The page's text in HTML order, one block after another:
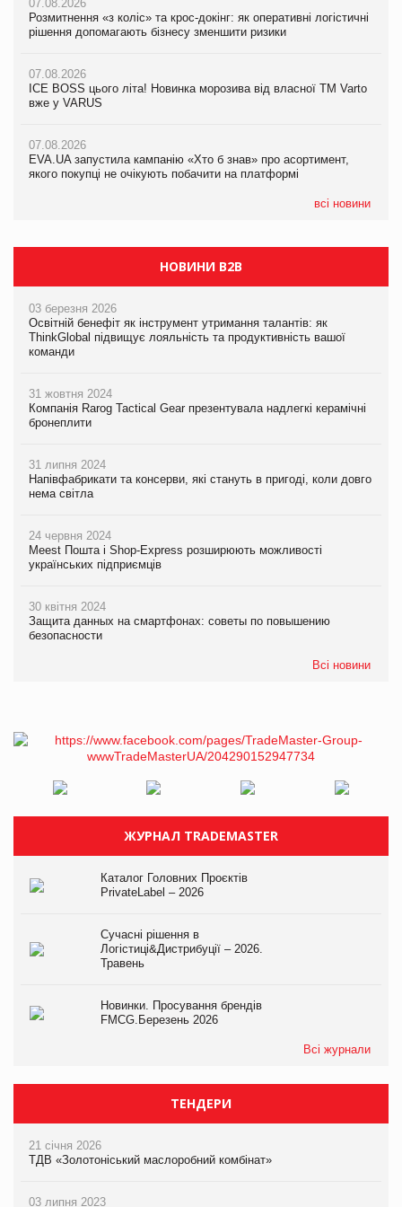
07.08.2026
Розмитнення «з коліс» та крос-докінг: як оперативні логістичні
рішення допомагають бізнесу зменшити ризики
07.08.2026
ICE BOSS цього літа! Новинка морозива від власної ТМ Varto
вже у VARUS
07.08.2026
EVA.UA запустила кампанію «Хто б знав» про асортимент,
якого покупці не очікують побачити на платформі
всі новини
07.08.2026
Розмитнення «з коліс» та крос-докінг: як оперативні логістичні
рішення допомагають бізнесу зменшити ризики
07.08.2026
ICE BOSS цього літа! Новинка морозива від власної ТМ Varto
вже у VARUS
07.08.2026
EVA.UA запустила кампанію «Хто б знав» про асортимент,
якого покупці не очікують побачити на платформі
07.08.2026
Kraft Heinz скоротила збиток у першому півріччі
Продажі Hugo Boss впали на 9%
НОВИНИ B2B
03 березня 2026
Освітній бенефіт як інструмент утримання талантів: як
ThinkGlobal підвищує лояльність та продуктивність вашої
команди
31 жовтня 2024
Компанія Rarog Tactical Gear презентувала надлегкі керамічні
бронеплити
31 липня 2024
Напівфабрикати та консерви, які стануть в пригоді, коли довго
нема світла
24 червня 2024
Meest Пошта і Shop-Express розширюють можливості
українських підприємців
30 квітня 2024
Защита данных на смартфонах: советы по повышению
безопасности
Всі новини
ЖУРНАЛ TRADEMASTER
Каталог Головних Проєктів
PrivateLabel – 2026
Сучасні рішення в
Логістиці&Дистрибуції – 2026.
Травень
Новинки. Просування брендів
FMCG.Березень 2026
Всі журнали
ТЕНДЕРИ
21 січня 2026
ТДВ «Золотоніський маслоробний комбінат»
03 липня 2023